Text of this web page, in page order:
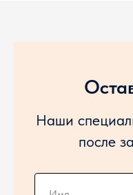
Наши
после